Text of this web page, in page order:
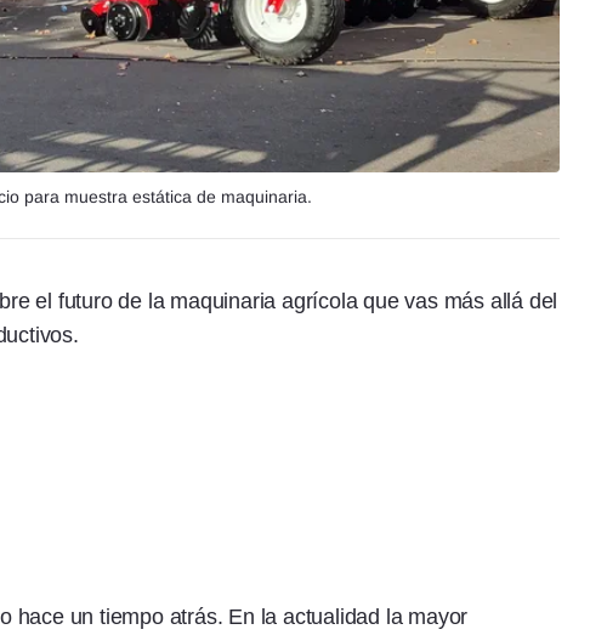
para muestra estática de maquinaria.
el futuro de la maquinaria agrícola que vas más allá del
hace un tiempo atrás. En la actualidad la mayor